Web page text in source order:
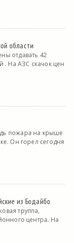
области
отдавать 42
. На АЗС скачок цен
пожара на крыше
Он горел сегодня
из Бодайбо
труппа,
центра. На